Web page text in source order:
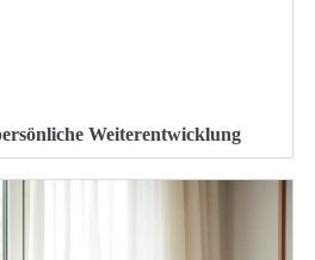
Weiterentwicklung